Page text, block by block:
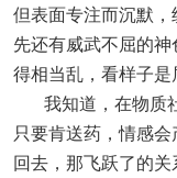
但表面专注而沉默，
先还有威武不屈的
得相当乱，看样子是
我知道，在物质
只要肯送药，情感
回去，那飞跃了的